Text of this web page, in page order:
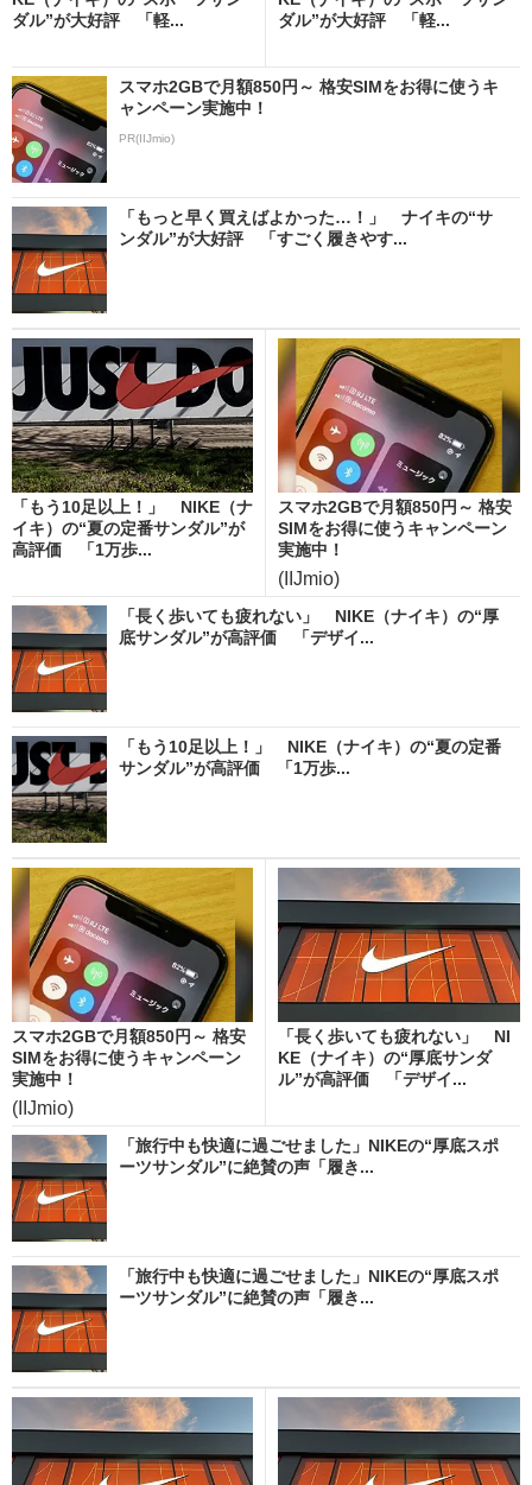
ダル”が大好評 「軽...
ダル”が大好評 「軽...
スマホ2GBで月額850円～ 格安SIMをお得に使うキ
ャンペーン実施中！
PR(IIJmio)
「もっと早く買えばよかった…！」 ナイキの“サ
ンダル”が大好評 「すごく履きやす...
「もう10足以上！」 NIKE（ナ
イキ）の“夏の定番サンダル”が
高評価 「1万歩...
スマホ2GBで月額850円～ 格安
SIMをお得に使うキャンペーン
実施中！
(IIJmio)
「長く歩いても疲れない」 NIKE（ナイキ）の“厚
底サンダル”が高評価 「デザイ...
「もう10足以上！」 NIKE（ナイキ）の“夏の定番
サンダル”が高評価 「1万歩...
スマホ2GBで月額850円～ 格安
SIMをお得に使うキャンペーン
実施中！
(IIJmio)
「長く歩いても疲れない」 NI
KE（ナイキ）の“厚底サンダ
ル”が高評価 「デザイ...
「旅行中も快適に過ごせました」NIKEの“厚底スポ
ーツサンダル”に絶賛の声「履き...
「旅行中も快適に過ごせました」NIKEの“厚底スポ
ーツサンダル”に絶賛の声「履き...